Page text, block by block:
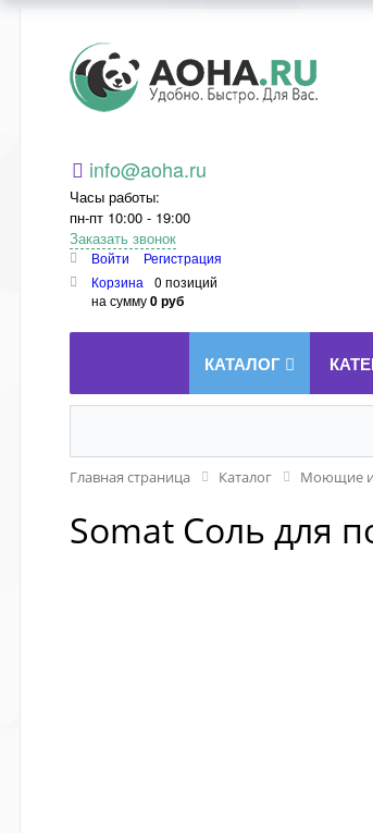
Aoha.ru
info@aoha.ru
Часы работы:
пн-пт 10:00 - 19:00
Заказать звонок
Войти
Регистрация
Корзина
0 позиций
на сумму0 руб
КАТАЛОГ
Главная страница Каталог Моющие и
Somat Соль для